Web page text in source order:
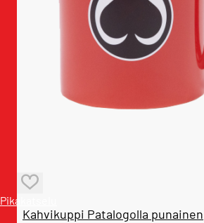
Pikakatselu
Kahvikuppi Patalogolla punainen